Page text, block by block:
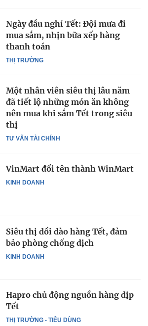
THỊ TRƯỜNG
Ngày đầu nghỉ Tết: Đội mưa đi
mua sắm, nhịn bữa xếp hàng
thanh toán
TƯ VẤN TÀI CHÍNH
Một nhân viên siêu thị lâu năm
đã tiết lộ những món ăn không
nên mua khi sắm Tết trong siêu
thị
KINH DOANH
VinMart đổi tên thành WinMart
KINH DOANH
Siêu thị dồi dào hàng Tết, đảm
bảo phòng chống dịch
THỊ TRƯỜNG - TIÊU DÙNG
Hapro chủ động nguồn hàng dịp
Tết